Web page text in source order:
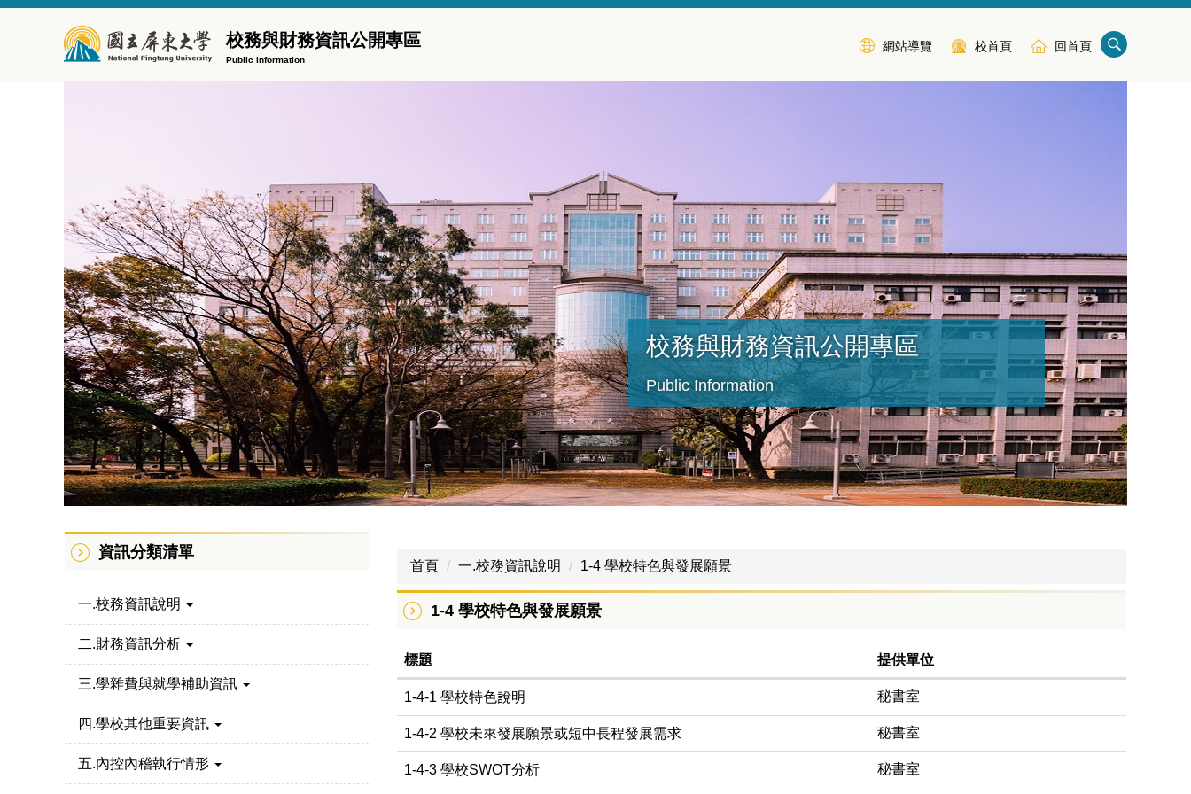
校務與財務資訊公開專區
Public Information
網站導覽 校首頁 回首頁
校務與財務資訊公開專區
Public Information
資訊分類清單
一.校務資訊說明
二.財務資訊分析
三.學雜費與就學補助資訊
四.學校其他重要資訊
五.內控內稽執行情形
首頁 一.校務資訊說明 1-4 學校特色與發展願景
1-4 學校特色與發展願景
標題 提供單位
1-4-1 學校特色說明 秘書室
1-4-2 學校未來發展願景或短中長程發展需求 秘書室
1-4-3 學校SWOT分析 秘書室